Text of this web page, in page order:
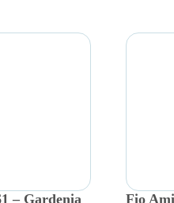
– Gardenia Fio